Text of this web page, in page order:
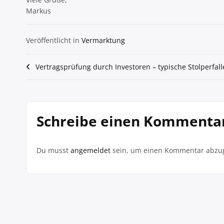
Markus
Veröffentlicht in Vermarktung
Beitragsnavigation
Vertragsprüfung durch Investoren – typische
Schreibe einen
Du musst angemeldet sein, um einen Kommentar